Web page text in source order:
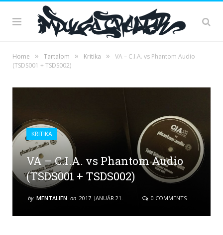
Home » Tartalom » Kritika »
VA – C.I.A. vs Phantom Audio
(TSDS001 + TSDS002)
KRITIKA
VA – C.I.A. vs Phantom Audio
(TSDS001 + TSDS002)
by MENTALIEN on 2017. JANUÁR 21. 0 COMMENTS